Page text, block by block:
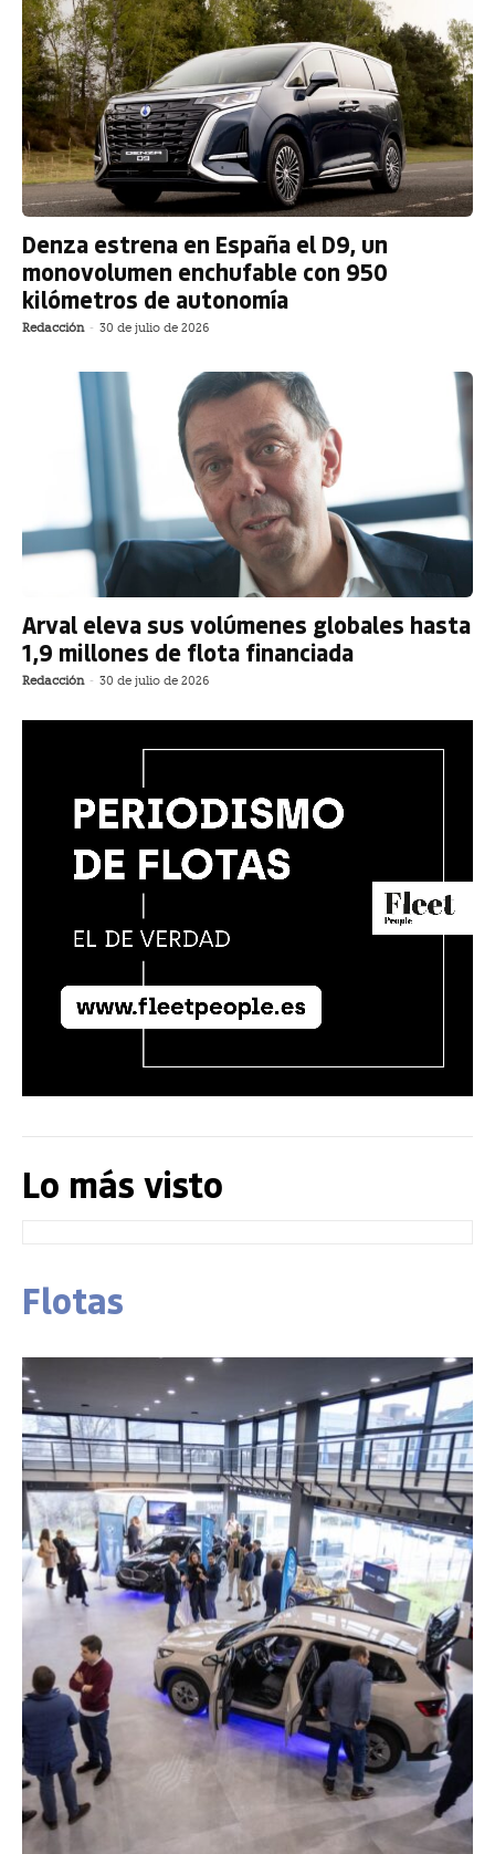
Denza estrena en España el D9, un
monovolumen enchufable con 950
kilómetros de autonomía
Redacción - 30 de julio de 2026
Arval eleva sus volúmenes globales hasta
1,9 millones de flota financiada
Redacción - 30 de julio de 2026
Lo más visto
Flotas